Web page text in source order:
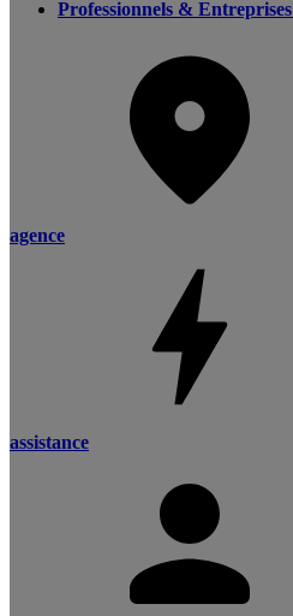
Professionnels & Entreprises
agence
assistance